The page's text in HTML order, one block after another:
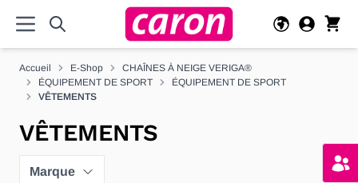
Accueil E-Shop
CHAÎNES À NEIGE VERIGA®
ÉQUIPEMENT DE SPORT
ÉQUIPEMENT DE SPORT
VÊTEMENTS
VÊTEMENTS
Marque